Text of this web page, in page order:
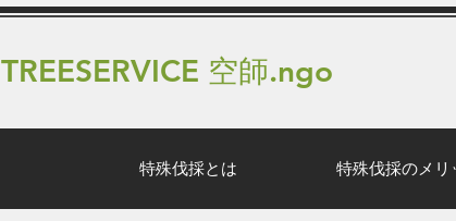
TREESERVICE 空師.ngo
特殊伐採とは 特殊伐採のメリ